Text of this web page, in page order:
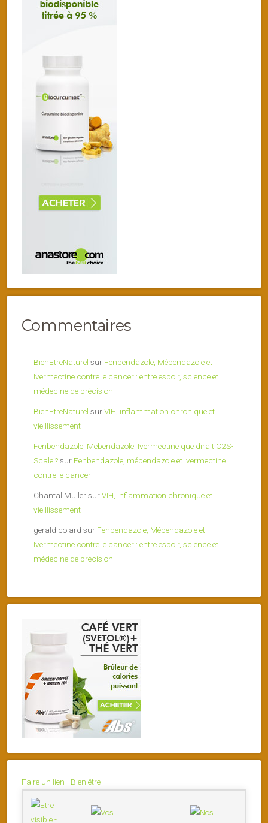
Commentaires
BienEtreNaturel sur Fenbendazole, Mébendazole et
Ivermectine contre le cancer : entre espoir, science et
médecine de précision
BienEtreNaturel surVIH, inflammation chronique et
vieillissement
Fenbendazole, Mebendazole, Ivermectine que dirait C2S-
Scale ?sur Fenbendazole, mébendazole et ivermectine
contre le cancer
Chantal MullersurVIH, inflammation chronique et
vieillissement
gerald colard sur Fenbendazole, Mébendazole et
Ivermectine contre le cancer : entre espoir, science et
médecine de précision
Faire un lien - Bien être